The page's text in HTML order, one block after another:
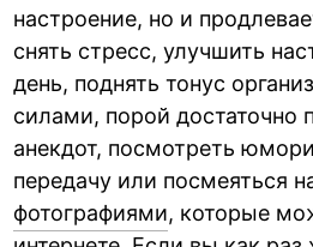
настроение, но и
снять стресс, улучшить
день, поднять тонус
силами, порой достаточно
анекдот, посмотреть
передачу или посмеяться
фотографиями, которые